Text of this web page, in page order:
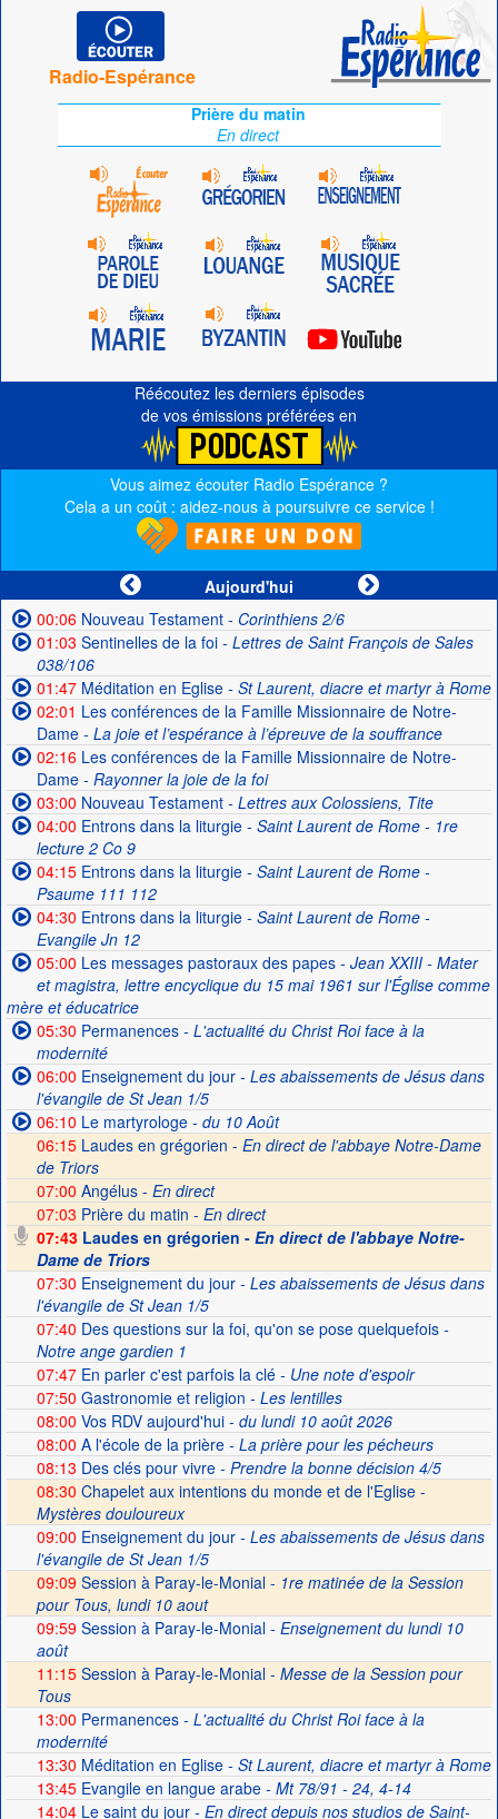
Radio-Espérance
Prière du matin
En direct
Réécoutez les derniers épisodes
de vos émissions préférées en
Vous aimez écouter Radio Espérance ?
Cela a un coût : aidez-nous à poursuivre ce service !
Aujourd'hui
00:06Nouveau Testament- Corinthiens 2/6
01:03 Sentinelles de la foi- Lettres de Saint François de Sales
038/106
01:47Méditation en Eglise- St Laurent, diacre et martyr à Rome
02:01 Les conférences de la Famille Missionnaire de Notre-
Dame- La joie et l’espérance à l’épreuve de la souffrance
02:16Les conférences de la Famille Missionnaire de Notre-
Dame- Rayonner la joie de la foi
03:00 Nouveau Testament- Lettres aux Colossiens, Tite
04:00 Entrons dans la liturgie- Saint Laurent de Rome - 1re
lecture 2 Co 9
04:15Entrons dans la liturgie- Saint Laurent de Rome -
Psaume 111 112
04:30 Entrons dans la liturgie- Saint Laurent de Rome -
Evangile Jn 12
05:00 Les messages pastoraux des papes- Jean XXIII - Mater
et magistra, lettre encyclique du 15 mai 1961 sur l'Église comme
mère et éducatrice
05:30 Permanences- L'actualité du Christ Roi face à la
modernité
06:00 Enseignement du jour- Les abaissements de Jésus dans
l'évangile de St Jean 1/5
06:10 Le martyrologe- du 10 Août
06:15Laudes en grégorien - En direct de l'abbaye Notre-Dame
de Triors
07:00 Angélus - En direct
07:03 Prière du matin - En direct
07:43Laudes en grégorien - En direct de l'abbaye Notre-
Dame de Triors
07:30 Enseignement du jour- Les abaissements de Jésus dans
l'évangile de St Jean 1/5
07:40 Des questions sur la foi, qu'on se pose quelquefois-
Notre ange gardien 1
07:47En parler c'est parfois la clé- Une note d'espoir
07:50 Gastronomie et religion - Les lentilles
08:00 Vos RDV aujourd'hui- du lundi 10 août 2026
08:00 A l'école de la prière- La prière pour les pécheurs
08:13 Des clés pour vivre- Prendre la bonne décision 4/5
08:30 Chapelet aux intentions du monde et de l'Eglise -
Mystères douloureux
09:00 Enseignement du jour- Les abaissements de Jésus dans
l'évangile de St Jean 1/5
09:09 Session à Paray-le-Monial - 1re matinée de la Session
pour Tous, lundi 10 aout
09:59Session à Paray-le-Monial- Enseignement du lundi 10
août
11:15Session à Paray-le-Monial - Messe de la Session pour
Tous
13:00 Permanences- L'actualité du Christ Roi face à la
modernité
13:30 Méditation en Eglise- St Laurent, diacre et martyr à Rome
13:45Evangile en langue arabe- Mt 78/91 - 24, 4-14
14:04Le saint du jour- En direct depuis nos studios de Saint-